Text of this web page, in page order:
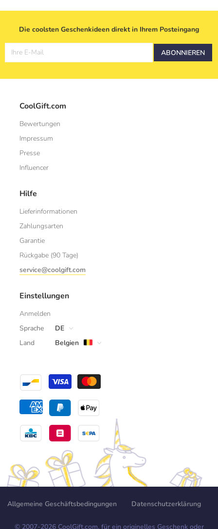
Die coolsten Geschenkideen direkt in Ihrem Posteingang
Ihre E-Mail ABONNIEREN
CoolGift.com
Bewertungen
Impressum
Presse
Influencer
Hilfe
Lieferinformationen
Zahlungsarten
Garantie
Rückgabe (90 Tage)
service@coolgift.com
Einstellungen
Anmelden
Sprache
DE
Land
Belgien
Allgemeine Geschäftsbedingungen Datenschutzerklärung
© 2007-2026CoolGift.com, für ein originelles Geschenk oder